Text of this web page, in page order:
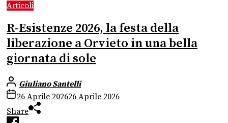
Articoli
R-Esistenze 2026, la festa della
liberazione a Orvieto in una bella
giornata di sole
Giuliano Santelli
26 Aprile 202626 Aprile 2026
Share